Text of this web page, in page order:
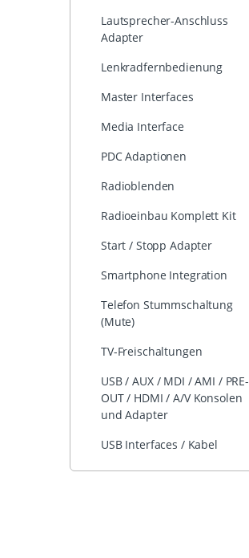
Lautsprecher-Anschluss
Adapter
Lenkradfernbedienung
Master Interfaces
Media Interface
PDC Adaptionen
Radioblenden
Radioeinbau Komplett Kit
Start / Stopp Adapter
Smartphone Integration
Telefon Stummschaltung
(Mute)
TV-Freischaltungen
USB / AUX / MDI / AMI / PRE-
OUT / HDMI / A/V Konsolen
und Adapter
USB Interfaces / Kabel